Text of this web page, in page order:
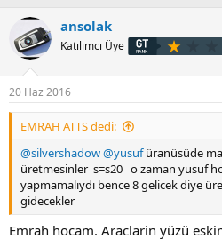
ansolak
Katılımcı Üye
20 Haz 2016
EMRAH ATTS dedi:
@silvershadow@yusufüranüsüde
üretmesinler s=s20 o zaman yusuf
yapmamalıydı bence 8 gelicek diye
gidecekler
Emrah hocam. Araclarin yüzü